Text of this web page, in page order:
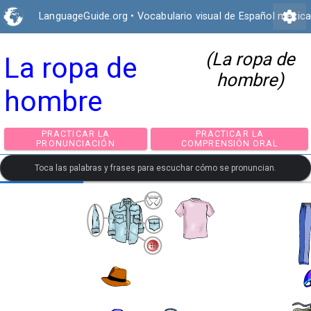
LanguageGuide.org • Vocabulario visual de Español settings
La ropa de
hombre
(La ropa de
hombre)
PRACTICAR LA
PRONUNCIACIÓN
PRACTICAR LA
COMPRENSIÓN
Toca las palabras y frases para escuchar cómo se pronuncian.